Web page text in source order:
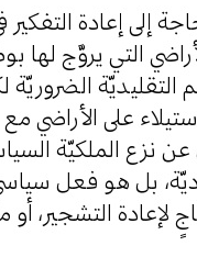
إلى إعادة
التي يروَّج لها
التقليديّة
على الأراضي
نزع الملكيّة
بل هو فعل سياسيّ
لإعادة